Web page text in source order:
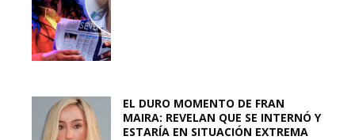
EL DURO MOMENTO DE FRAN
MAIRA: REVELAN QUE SE INTERNÓ Y
ESTARÍA EN SITUACIÓN EXTREMA